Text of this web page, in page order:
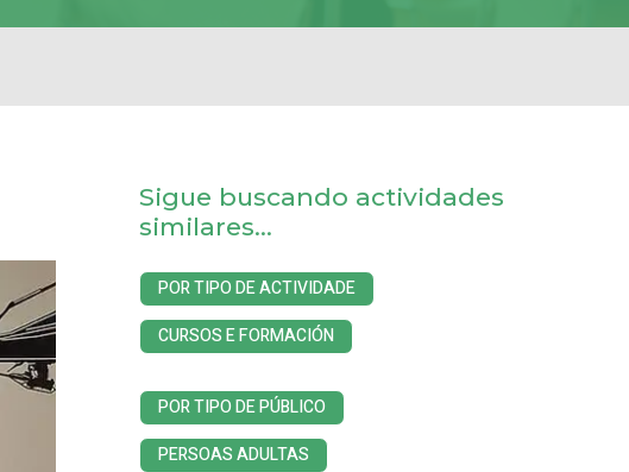
Sigue buscando actividades
similares...
POR TIPO DE ACTIVIDADE
CURSOS E FORMACIÓN
POR TIPO DE PÚBLICO
PERSOAS ADULTAS